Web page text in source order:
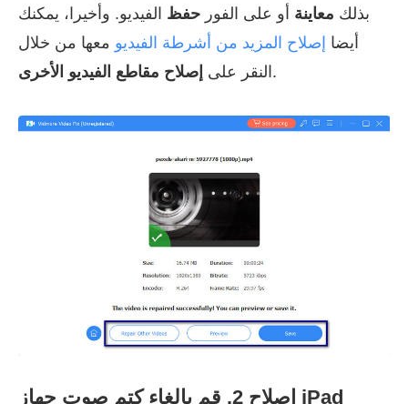
بذلك معاينة أو على الفور حفظ الفيديو. وأخيرا، يمكنك
أيضا إصلاح المزيد من أشرطة الفيديو معها من خلال
النقر على إصلاح مقاطع الفيديو الأخرى .
إصلاح 2. قم بإلغاء كتم صوت جهاز iPad